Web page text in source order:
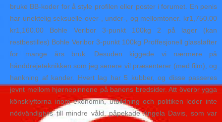
bruke BB-koder for å style profilen eller poster i forumet. En penis
har unektelig seksuelle over-, under-, og mellomtoner. kr1,750.00
kr1,160.00 Bohle Veribor 3-punkt 100kg 2 på lager (kan
restbestilles) Bohle Veribor 3-punkt 100kg Proffesjonell glassløfter
for mange års bruk. Desuden kiggede vi nærmere på
hånddrejeteknikken som jeg senere vil præsenterer (med film), og
hankning af kander. Hvert lag har 5 kubber, og disse passeres
jevnt mellom hjørnepinnene på banens bredsider. Att överbr ygga
könsklyftorna inom ekonomin, utbildning och politiken leder inte
nödvändigtvis till mindre våld, påpekade Angela Davis, som var